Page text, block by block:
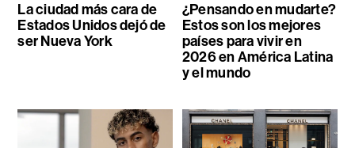
La ciudad más cara de
Estados Unidos dejó de
ser Nueva York
¿Pensando en mudarte?
Estos son los mejores
países para vivir en
2026 en América Latina
y el mundo